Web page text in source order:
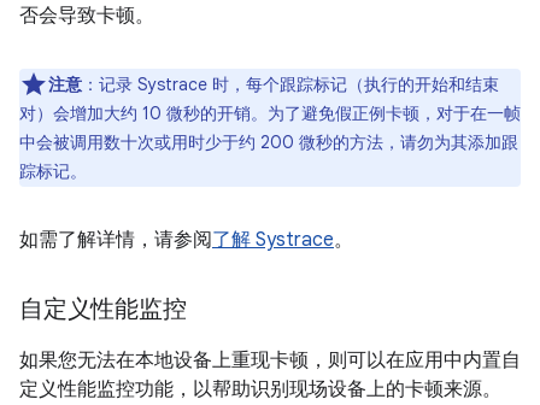
否会导致卡顿。
注意 ：记录 Systrace 时，每个跟踪标记（执行的开始和结束
对）会增加大约 10 微秒的开销。为了避免假正例卡顿，对于在一帧
中会被调用数十次或用时少于约 200 微秒的方法，请勿为其添加跟
踪标记。
如需了解详情，请参阅了解 Systrace。
自定义性能监控
如果您无法在本地设备上重现卡顿，则可以在应用中内置自
定义性能监控功能，以帮助识别现场设备上的卡顿来源。